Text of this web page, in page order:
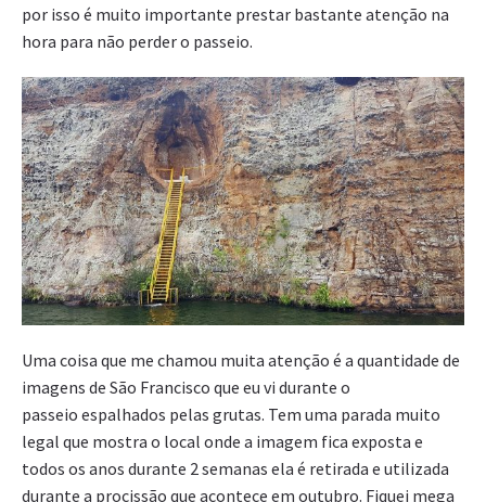
por isso é muito importante prestar bastante atenção na
hora para não perder o passeio.
Uma coisa que me chamou muita atenção é a quantidade de
imagens de São Francisco que eu vi durante o
passeio espalhados pelas grutas. Tem uma parada muito
legal que mostra o local onde a imagem fica exposta e
todos os anos durante 2 semanas ela é retirada e utilizada
durante a procissão que acontece em outubro. Fiquei mega